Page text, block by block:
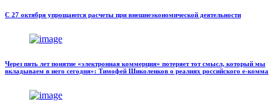
С 27 октября упрощаются расчеты при внешнеэкономической деятельности
Через пять лет понятие «электронная коммерция» потеряет тот смысл, который мы
вкладываем в него сегодня»: Тимофей Шиколенков о реалиях российского е-комма